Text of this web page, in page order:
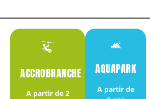
ACCROBRANCHE
A partir de 2
AQUAPARK
A partir de